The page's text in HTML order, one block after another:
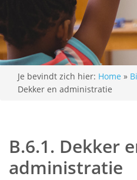
Je bevindt zich hier: Home »
Dekker en administratie
B.6.1. Dekker
administratie